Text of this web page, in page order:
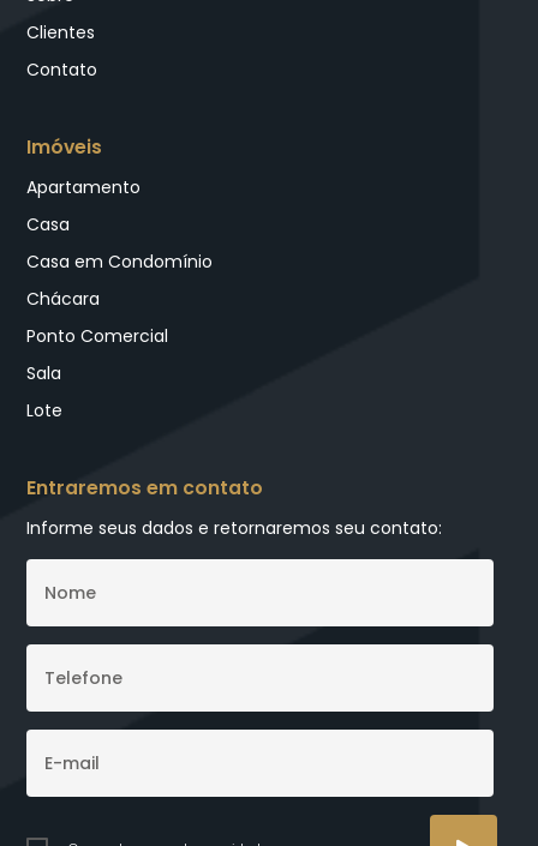
Clientes
Contato
Imóveis
Apartamento
Casa
Casa em Condomínio
Chácara
Ponto Comercial
Sala
Lote
Entraremos em contato
Informe seus dados e retornaremos seu contato: